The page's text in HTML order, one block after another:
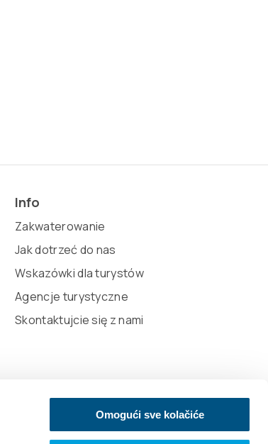
Omogući sve kolačiće
Info
Zakwaterowanie
Jak dotrzeć do nas
Wskazówki dla turystów
Agencje turystyczne
Skontaktujcie się z nami